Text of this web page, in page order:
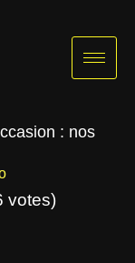
: nos
votes)